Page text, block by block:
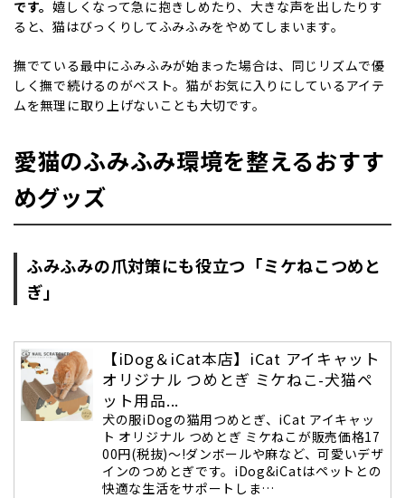
です。嬉しくなって急に抱きしめたり、大きな声を出したりす
ると、猫はびっくりしてふみふみをやめてしまいます。
撫でている最中にふみふみが始まった場合は、同じリズムで優
しく撫で続ける のがベスト。猫がお気に入りにしているアイテ
ムを無理に取り上げないことも大切です。
愛猫のふみふみ環境を整えるおすす
めグッズ
ふみふみの爪対策にも役立つ「ミケねこつめと
ぎ」
【iDog＆iCat本店】iCat アイキャット
オリジナル つめとぎ ミケねこ-犬猫ペ
ット用品...
犬の服iDogの猫用つめとぎ、iCat アイキャッ
ト オリジナル つめとぎ ミケねこが販売価格17
00円(税抜)～!ダンボールや麻など、可愛いデザ
インのつめとぎです。iDog&iCatはペットとの
快適な生活をサポートしま…